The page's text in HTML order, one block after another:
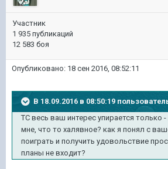
Участник
1 935 публикаций
12 583 боя
Опубликовано: 18 сен 2016, 08:52:11
В 18.09.2016 в 08:50:19
ТС весь ваш интерес упирается только -
мне, что то халявное? как я понял с
поиграть и получить удовольствие
планы не входит?